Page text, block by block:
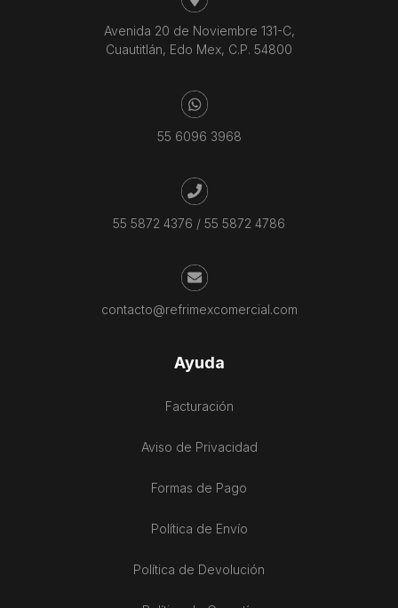
Avenida 20 de Noviembre 131-C,
Cuautitlán, Edo Mex, C.P. 54800
55 6096 3968
55 5872 4376 / 55 5872 4786
contacto@refrimexcomercial.com
Ayuda
Facturación
Aviso de Privacidad
Formas de Pago
Política de Envío
Política de Devolución